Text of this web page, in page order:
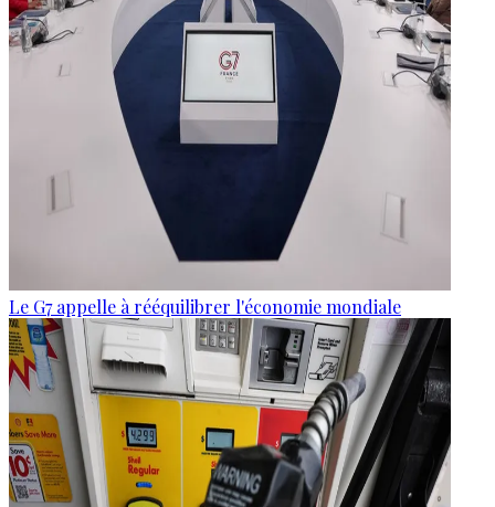
Le G7 appelle à rééquilibrer l'économie mondiale